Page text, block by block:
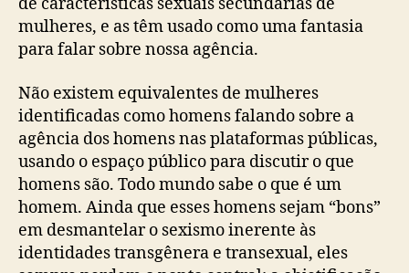
de características sexuais secundárias de
mulheres, e as têm usado como uma fantasia
para falar sobre nossa agência.
Não existem equivalentes de mulheres
identificadas como homens falando sobre a
agência dos homens nas plataformas públicas,
usando o espaço público para discutir o que
homens são. Todo mundo sabe o que é um
homem. Ainda que esses homens sejam “bons”
em desmantelar o sexismo inerente às
identidades transgênera e transexual, eles